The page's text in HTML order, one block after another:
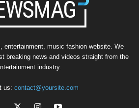
entertainment, music fashion website. We
breaking news and videos straight from the
industry.
us: contact@yoursite.com